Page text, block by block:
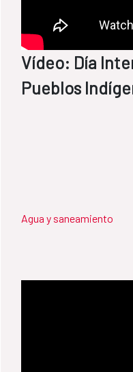
Vídeo: Día
Pueblos
Agua y saneamiento